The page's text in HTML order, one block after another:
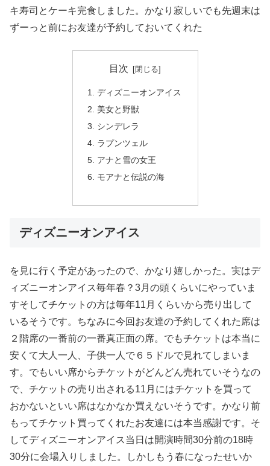
キ寿司とケーキ完食しました。かなり寂しいでも先週末は
ずーっと前にお友達が予約しておいてくれた
目次
ディズニーオンアイス
美女と野獣
シンデレラ
ラプンツェル
アナと雪の女王
モアナと伝説の海
ディズニーオンアイス
を見に行く予定があったので、かなり嬉しかった。実はデ
ィズニーオンアイス毎年春？3月の頭くらいにやっていま
すそしてチケットの方は毎年11月くらいから売り出して
いるそうです。ちなみに今回お友達の予約してくれた席は
２階席の一番前の一番真正面の席。でもチケットは本当に
安くて大人一人、子供一人で６５ドルで見れてしまいま
す。でもいい席からチケットがどんどん売れていそうなの
で、チケットの売り出される11月にはチケットを買って
おかないといい席はなかなか買えないそうです。かなり前
もってチケット買ってくれたお友達には本当感謝です。そ
してディズニーオンアイス当日は開演時間30分前の18時
30分に会場入りしました。しかしもう春になったせいか